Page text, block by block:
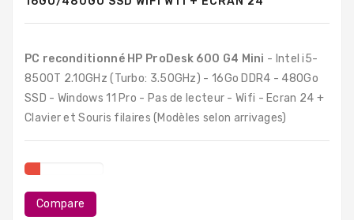
Composants
Composants
PC
Destockage
PC reconditionné HP ProDesk 600 G4 Mini - Intel i5-
8500T 2.10GHz (Turbo: 3.50GHz) - 16Go DDR4 - 480Go
SSD - Windows 11 Pro - Pas de lecteur - Wifi - Ecran 24 +
Clavier et Souris filaires (Modèles selon arrivages)
Compare